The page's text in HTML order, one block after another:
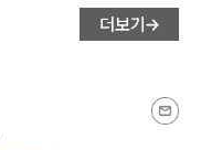
더보기